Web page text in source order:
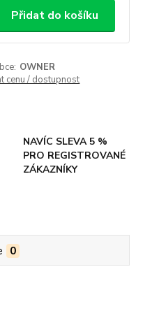
Přidat do košíku
OWNER
cenu / dostupnost
NAVÍC SLEVA 5 %
PRO REGISTROVANÉ
ZÁKAZNÍKY
0